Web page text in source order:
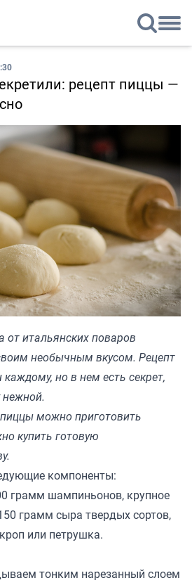
рецепт пиццы —
от итальянских поваров
необычным вкусом. Рецепт
но в нем есть секрет,
нежной.
можно приготовить
купить готовую
компоненты:
грамм шампиньонов, крупное
грамм сыра твердых сортов,
или петрушка.
тонким нарезанный слоем